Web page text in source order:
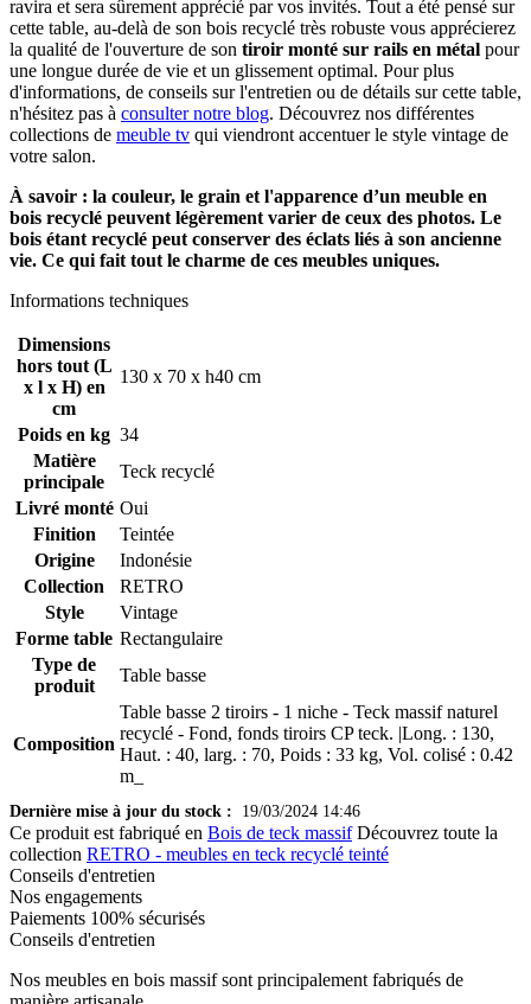
ravira et sera sûrement apprécié par vos invités. Tout a été pensé sur
cette table, au-delà de son bois recyclé très robuste vous apprécierez
la qualité de l'ouverture de son tiroir monté sur rails en métal pour
une longue durée de vie et un glissement optimal. Pour plus
d'informations, de conseils sur l'entretien ou de détails sur cette table,
n'hésitez pas à consulter notre blog. Découvrez nos différentes
collections de meuble tv qui viendront accentuer le style vintage de
votre salon.
À savoir : la couleur, le grain et l'apparence d’un meuble en
bois recyclé peuvent légèrement varier de ceux des photos. Le
bois étant recyclé peut conserver des éclats liés à son ancienne
vie. Ce qui fait tout le charme de ces meubles uniques.
Informations techniques
Dimensions
hors tout (L
x l x H) en
cm
130 x 70 x h40 cm
Poids en kg 34
Matière
principale
Teck recyclé
Livré monté Oui
Finition
Teintée
Origine
Indonésie
Collection
RETRO
Style
Vintage
Forme table Rectangulaire
Type de
produit
Table basse
Composition
Table basse 2 tiroirs - 1 niche - Teck massif naturel
recyclé - Fond, fonds tiroirs CP teck. |Long. : 130,
Haut. : 40, larg. : 70, Poids : 33 kg, Vol. colisé : 0.42
m_
Dernière mise à jour du stock : 19/03/2024 14:46
Ce produit est fabriqué en Bois de teck massif Découvrez toute la
collection RETRO - meubles en teck recyclé teinté
Conseils d'entretien
Nos engagements
Paiements 100% sécurisés
Conseils d'entretien
Nos meubles en bois massif sont principalement fabriqués de